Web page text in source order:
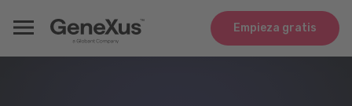
Empieza gratis